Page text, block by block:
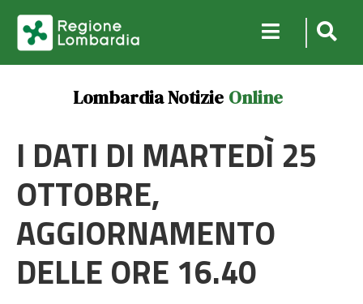
Lombardia Notizie Online
I DATI DI MARTEDÌ 25
OTTOBRE,
AGGIORNAMENTO
DELLE ORE 16.40